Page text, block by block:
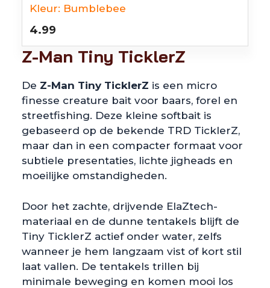
Kleur: Bumblebee
4.99
Z-Man Tiny TicklerZ
De Z-Man Tiny TicklerZ is een micro
finesse creature bait voor baars, forel en
streetfishing. Deze kleine softbait is
gebaseerd op de bekende TRD TicklerZ,
maar dan in een compacter formaat voor
subtiele presentaties, lichte jigheads en
moeilijke omstandigheden.
Door het zachte, drijvende ElaZtech-
materiaal en de dunne tentakels blijft de
Tiny TicklerZ actief onder water, zelfs
wanneer je hem langzaam vist of kort stil
laat vallen. De tentakels trillen bij
minimale beweging en komen mooi los